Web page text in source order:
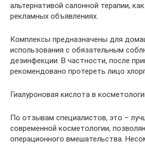
альтернативой салонной терапии,
рекламных объявлениях.
Комплексы предназначены для
использования с обязательным
дезинфекции. В частности, после
рекомендовано протереть лицо
Гиалуроновая кислота в
По отзывам специалистов, это –
современной косметологии,
операционного вмешательства.